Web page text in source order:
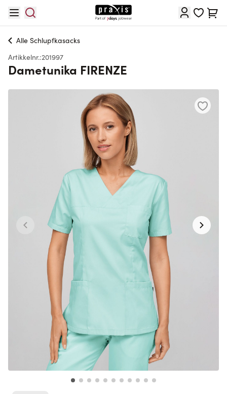
Cart
Alle Schlupfkasacks
Artikkelnr.:201997
Dametunika FIRENZE